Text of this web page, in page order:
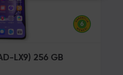
LX9) 256 GB